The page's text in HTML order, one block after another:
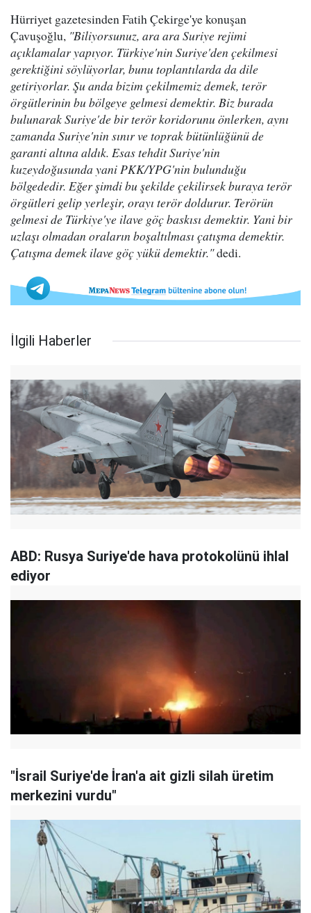
Hürriyet gazetesinden Fatih Çekirge'ye konuşan
Çavuşoğlu, "Biliyorsunuz, ara ara Suriye rejimi
açıklamalar yapıyor. Türkiye'nin Suriye'den çekilmesi
gerektiğini söylüyorlar, bunu toplantılarda da dile
getiriyorlar. Şu anda bizim çekilmemiz demek, terör
örgütlerinin bu bölgeye gelmesi demektir. Biz burada
bulunarak Suriye'de bir terör koridorunu önlerken, aynı
zamanda Suriye'nin sınır ve toprak bütünlüğünü de
garanti altına aldık. Esas tehdit Suriye'nin
kuzeydoğusunda yani PKK/YPG'nin bulunduğu
bölgededir. Eğer şimdi bu şekilde çekilirsek buraya terör
örgütleri gelip yerleşir, orayı terör doldurur. Terörün
gelmesi de Türkiye'ye ilave göç baskısı demektir. Yani bir
uzlaşı olmadan oraların boşaltılması çatışma demektir.
Çatışma demek ilave göç yükü demektir."dedi.
İlgili Haberler
ABD: Rusya Suriye'de hava protokolünü ihlal
ediyor
"İsrail Suriye'de İran'a ait gizli silah üretim
merkezini vurdu"